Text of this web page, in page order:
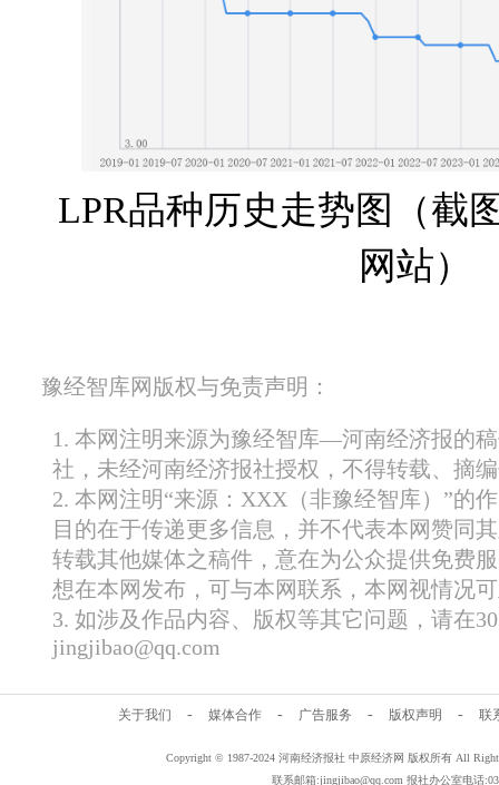
LPR品种历史走势图（截
网站）
豫经智库网版权与免责声明：
1. 本网注明来源为豫经智库—河南经济报的
社，未经河南经济报社授权，不得转载、摘
2. 本网注明“来源：XXX（非豫经智库）”的
目的在于传递更多信息，并不代表本网赞同
转载其他媒体之稿件，意在为公众提供免费
想在本网发布，可与本网联系，本网视情况
3. 如涉及作品内容、版权等其它问题，请在
jingjibao@qq.com
关于我们 - 媒体合作 - 广告服务 - 版权声明 - 联
Copyright © 1987-2024 河南经济报社 中原经济网 版权所有 All
联系邮箱:jingjibao@qq.com 报社办公室电话